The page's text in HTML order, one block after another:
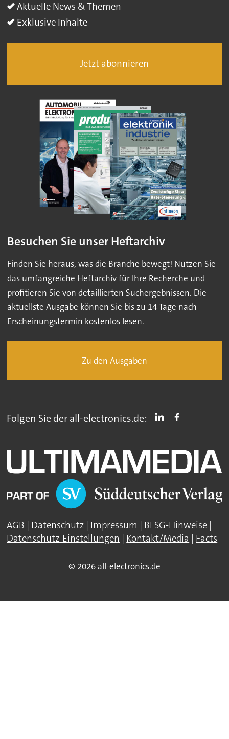
Aktuelle News & Themen
Exklusive Inhalte
Jetzt abonnieren
Besuchen Sie unser Heftarchiv
Finden Sie heraus, was die Branche bewegt! Nutzen Sie
das umfangreiche Heftarchiv für Ihre Recherche und
profitieren Sie von detaillierten Suchergebnissen. Die
aktuellste Ausgabe können Sie bis zu 14 Tage nach
Erscheinungstermin kostenlos lesen.
Zu den Ausgaben
Folgen Sie der all-electronics.de:
AGB | Datenschutz | Impressum | BFSG-Hinweise |
Datenschutz-Einstellungen | Kontakt/Media | Facts
© 2026 all-electronics.de